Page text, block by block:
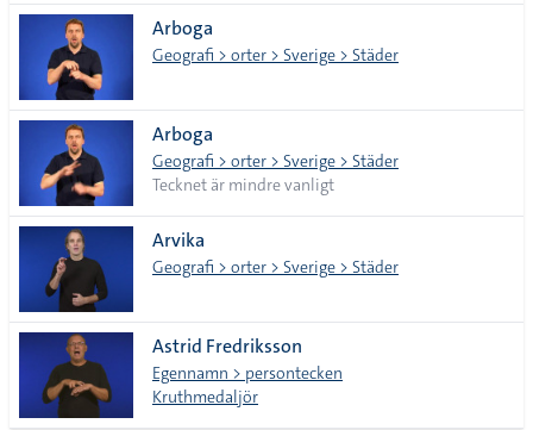
Arboga
Geografi > orter > Sverige > Städer
Arboga
Geografi > orter > Sverige > Städer
Tecknet är mindre vanligt
Arvika
Geografi > orter > Sverige > Städer
Astrid Fredriksson
Egennamn > persontecken
Kruthmedaljör